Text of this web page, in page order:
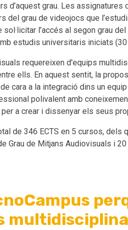
d’aquest grau. Les
del grau de videojocs que
l’accés al segon grau
estudis universitaris iniciats
requereixen d'equips
ells. En aquest sentit, la
cara a la integració dins un
polivalent amb
a crear i dissenyar els seus
de 346 ECTS en 5 cursos, dels
Grau de Mitjans Audiovisuals i